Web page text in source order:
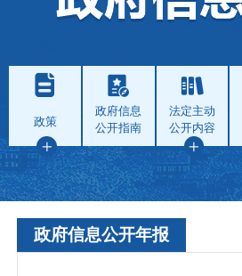
政策
政府信息
公开指南
法定主动
公开内容
政府信息公开年报